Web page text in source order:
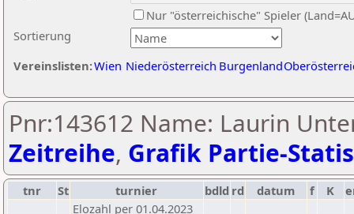
Sortierung
Nur "österreichische" Spieler
Vereinslisten:Wien Niederösterreich Burgenland
Pnr:143612 Name: Laurin
Zeitreihe, Grafik Partie-
tnr St turnier bdld rd datum f K
Elozahl per 01.04.2023